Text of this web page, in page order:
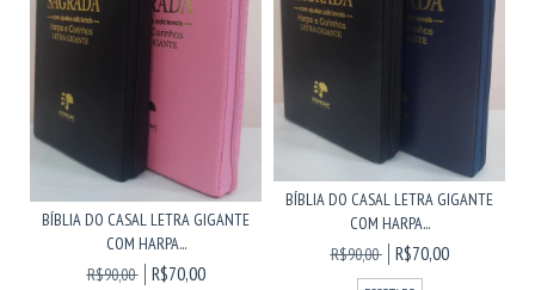
BÍBLIA DO CASAL LETRA GIGANTE
COM HARPA...
R$90,00
R$70,00
BÍBLIA DO CASAL LETRA GIGANTE
COM HARPA...
R$90,00
R$70,00